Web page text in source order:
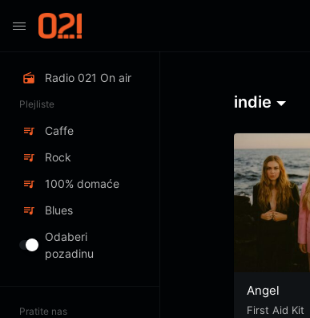
Radio 021 On air
Plejliste
Caffe
Rock
100% domaće
Blues
Odaberi
pozadinu
Pratite nas
indie
Angel
First Aid Kit